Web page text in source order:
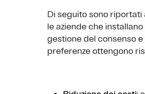
Di seguito sono riportati
le aziende che
gestione del consenso
preferenze ottengono